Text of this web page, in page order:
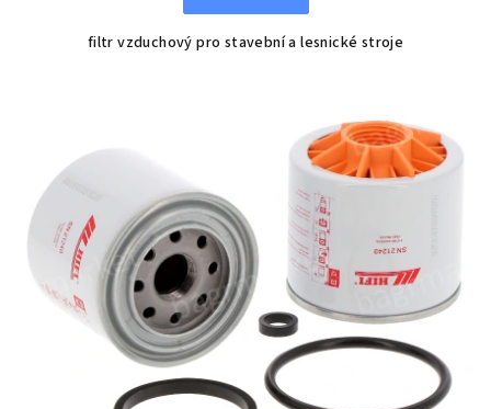
filtr vzduchový pro stavební a lesnické stroje